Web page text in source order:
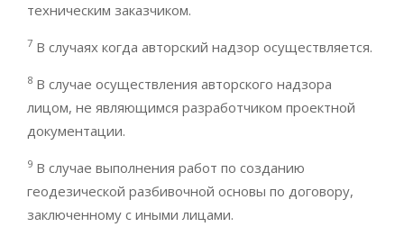
техническим заказчиком.
7 В случаях когда авторский надзор осуществляется.
8 В случае осуществления авторского надзора
лицом, не являющимся разработчиком проектной
документации.
9 В случае выполнения работ по созданию
геодезической разбивочной основы по договору,
заключенному с иными лицами.